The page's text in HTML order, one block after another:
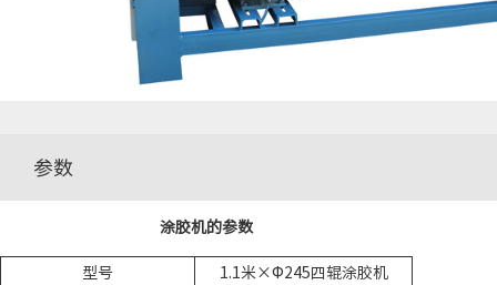
参数
涂胶机的参数
型号 1.1米×Φ245四辊涂胶机